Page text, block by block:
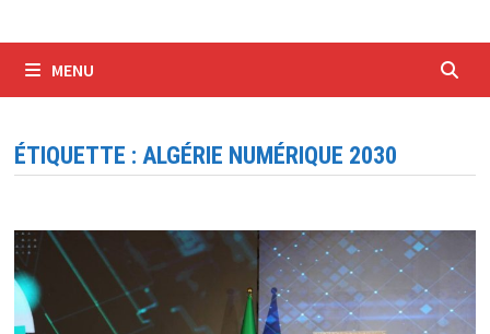
MENU
ÉTIQUETTE : ALGÉRIE NUMÉRIQUE 2030